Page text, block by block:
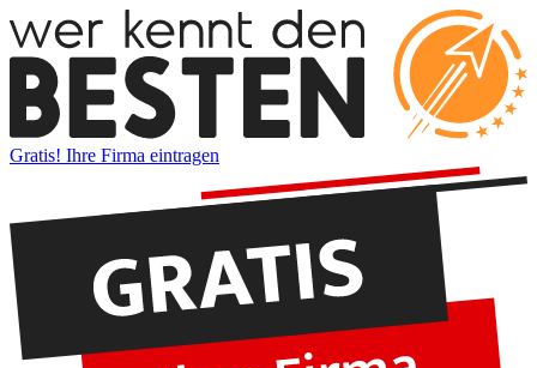
Gratis! Ihre Firma eintragen